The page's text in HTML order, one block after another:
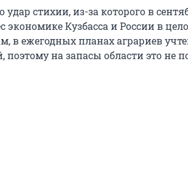
удар стихии, из-за которого в
экономике Кузбасса и России в
в ежегодных планах аграриев
на запасы области это не